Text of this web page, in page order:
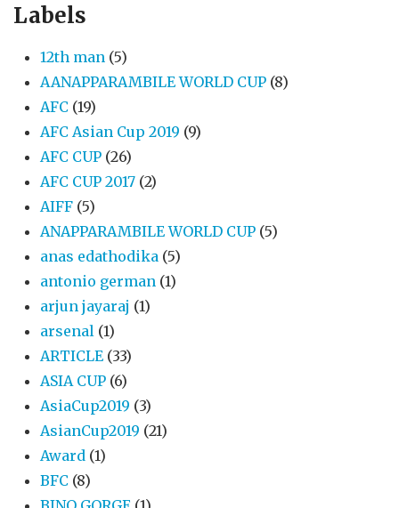
Labels
12th man (5)
AANAPPARAMBILE WORLD CUP (8)
AFC (19)
AFC Asian Cup 2019 (9)
AFC CUP (26)
AFC CUP 2017 (2)
AIFF (5)
ANAPPARAMBILE WORLD CUP (5)
anas edathodika (5)
antonio german (1)
arjun jayaraj (1)
arsenal (1)
ARTICLE (33)
ASIA CUP (6)
AsiaCup2019 (3)
AsianCup2019 (21)
Award (1)
BFC (8)